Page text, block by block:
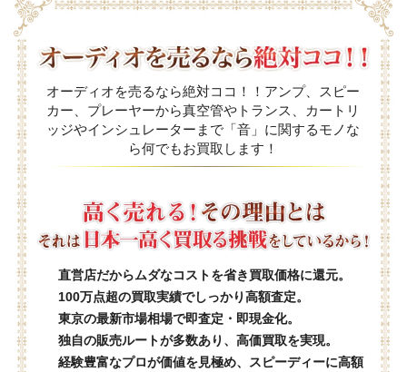
オーディオを売るなら絶対ココ！！アンプ、スピー
カー、プレーヤーから真空管やトランス、カートリ
ッジやインシュレーターまで「音」に関するモノな
ら何でもお買取します！
直営店だからムダなコストを省き買取価格に還元。
100万点超の買取実績でしっかり高額査定。
東京の最新市場相場で即査定・即現金化。
独自の販売ルートが多数あり、高価買取を実現。
経験豊富なプロが価値を見極め、スピーディーに高額